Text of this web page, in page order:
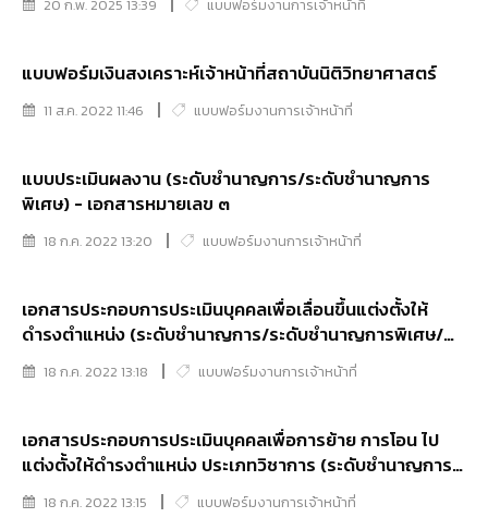
20 ก.พ. 2025 13:39 แบบฟอร์มงานการเจ้าหน้าที่
แบบฟอร์มเงินสงเคราะห์เจ้าหน้าที่สถาบันนิติวิทยาศาสตร์
11 ส.ค. 2022 11:46 แบบฟอร์มงานการเจ้าหน้าที่
แบบประเมินผลงาน (ระดับชำนาญการ/ระดับชำนาญการ
พิเศษ) - เอกสารหมายเลข ๓
18 ก.ค. 2022 13:20 แบบฟอร์มงานการเจ้าหน้าที่
เอกสารประกอบการประเมินบุคคลเพื่อเลื่อนขึ้นแต่งตั้งให้
ดำรงตำแหน่ง (ระดับชำนาญการ/ระดับชำนาญการพิเศษ/
ระดับเชี่ยวชาญ) - เอกสารหมายเลข ๒
18 ก.ค. 2022 13:18 แบบฟอร์มงานการเจ้าหน้าที่
เอกสารประกอบการประเมินบุคคลเพื่อการย้าย การโอน ไป
แต่งตั้งให้ดำรงตำแหน่ง ประเภทวิชาการ (ระดับชำนาญการ/
ระดับชำนาญการพิเศษ/ระดับเชี่ยวชาญ) - เอกสารหมายเลข
๑ 18 ก.ค. 2022 13:15 แบบฟอร์มงานการเจ้าหน้าที่